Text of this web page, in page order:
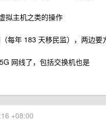
拟主机之类的操作
每年 183 天移民监），两边要
网线了，包括交换机也是
+08:00